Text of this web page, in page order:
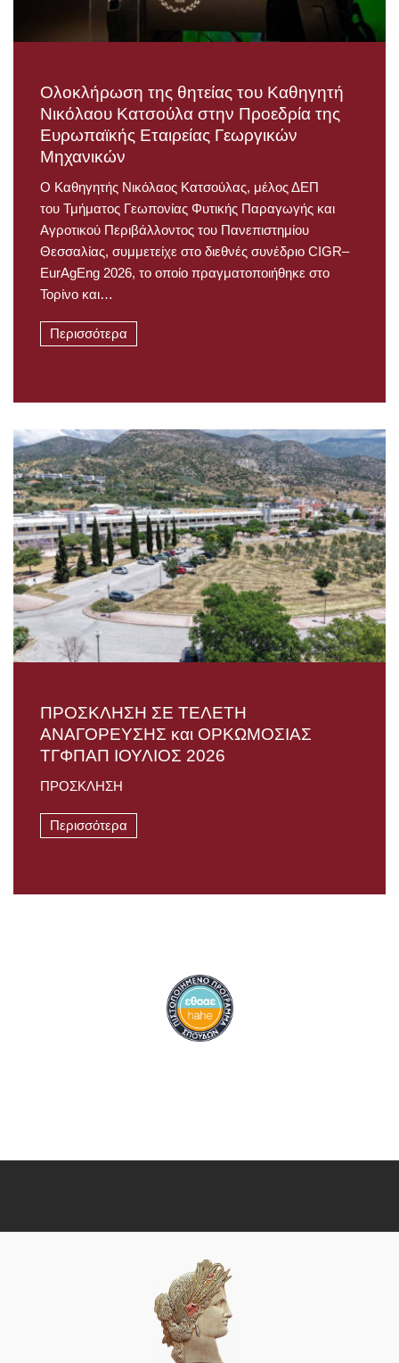
Ολοκλήρωση της θητείας του Καθηγητή
Νικόλαου Κατσούλα στην Προεδρία της
Ευρωπαϊκής Εταιρείας Γεωργικών
Μηχανικών
Ο Καθηγητής Νικόλαος Κατσούλας, μέλος ΔΕΠ
του Τμήματος Γεωπονίας Φυτικής Παραγωγής και
Αγροτικού Περιβάλλοντος του Πανεπιστημίου
Θεσσαλίας, συμμετείχε στο διεθνές συνέδριο CIGR–
EurAgEng 2026, το οποίο πραγματοποιήθηκε στο
Τορίνο και…
Περισσότερα
ΠΡΟΣΚΛΗΣΗ ΣΕ ΤΕΛΕΤΗ
AΝΑΓΟΡΕΥΣΗΣ και ΟΡΚΩΜΟΣΙΑΣ
TΓΦΠΑΠ ΙΟΥΛΙΟΣ 2026
ΠΡΟΣΚΛΗΣΗ
Περισσότερα